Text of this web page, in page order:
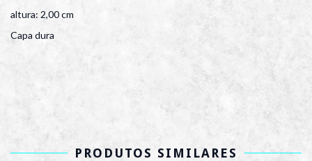
altura: 2,00 cm
Capa dura
PRODUTOS SIMILARES